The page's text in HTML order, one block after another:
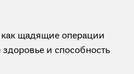
как щадящие операции
и способность